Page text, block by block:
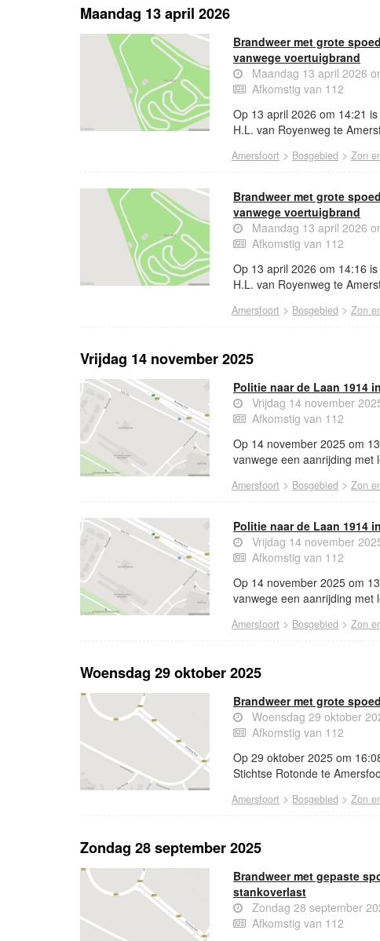
Maandag 13 april 2026
Brandweer met grote
vanwege voertuigbrand
Maandag 13 april 2026
Afkomstig van 112
Op 13 april 2026 om 14:21
H.L. van Royenweg te
Amersfoort > Bosgebied > Zon
Brandweer met grote
vanwege voertuigbrand
Maandag 13 april 2026
Afkomstig van 112
Op 13 april 2026 om 14:16
H.L. van Royenweg te
Amersfoort > Bosgebied > Zon
Vrijdag 14 november 2025
Politie naar de Laan 1914
Vrijdag 14 november
Afkomstig van 112
Op 14 november 2025 om
vanwege een aanrijding met
Amersfoort > Bosgebied > Zon
Politie naar de Laan 1914
Vrijdag 14 november
Afkomstig van 112
Op 14 november 2025 om
vanwege een aanrijding met
Amersfoort > Bosgebied > Zon
Woensdag 29 oktober 2025
Brandweer met grote
Woensdag 29 oktober
Afkomstig van 112
Op 29 oktober 2025 om
Stichtse Rotonde te
Amersfoort > Bosgebied > Zon
Zondag 28 september 2025
Brandweer met gepaste
stankoverlast
Zondag 28 september
Afkomstig van 112